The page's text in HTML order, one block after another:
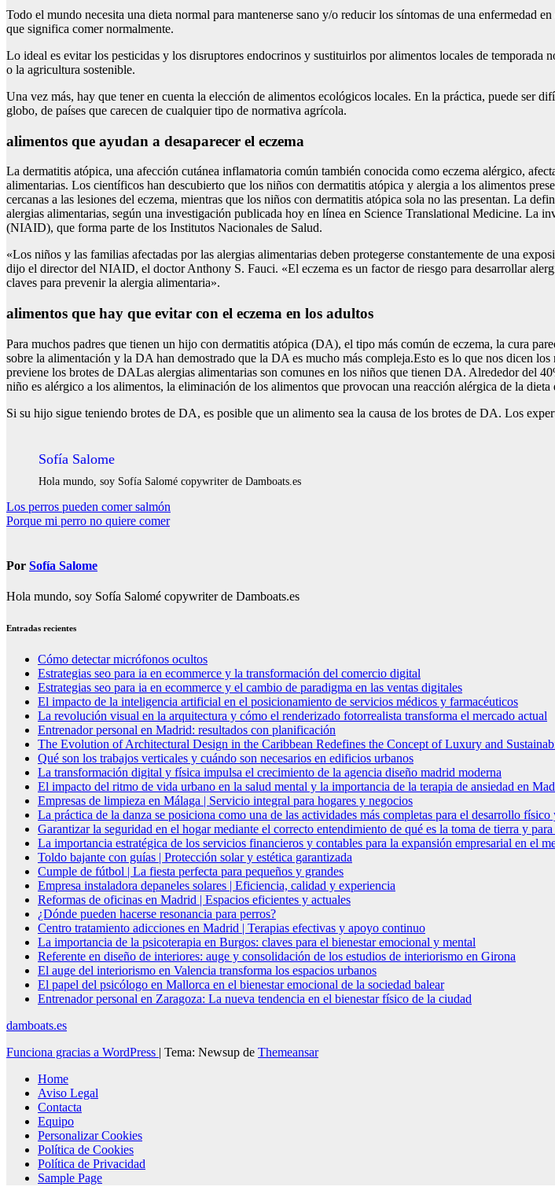
Todo el mundo necesita una dieta normal para mantenerse sano y/o reducir los síntomas de una enfermedad
que significa comer normalmente.
Lo ideal es evitar los pesticidas y los disruptores endocrinos y sustituirlos por alimentos locales de
o la agricultura sostenible.
Una vez más, hay que tener en cuenta la elección de alimentos ecológicos locales. En la práctica, puede
globo, de países que carecen de cualquier tipo de normativa agrícola.
alimentos que ayudan a desaparecer el eczema
La dermatitis atópica, una afección cutánea inflamatoria común también conocida como eczema alérgico,
alimentarias. Los científicos han descubierto que los niños con dermatitis atópica y alergia a los alimentos
cercanas a las lesiones del eczema, mientras que los niños con dermatitis atópica sola no las presentan. La
alergias alimentarias, según una investigación publicada hoy en línea en Science Translational Medicine. La
(NIAID), que forma parte de los Institutos Nacionales de Salud.
«Los niños y las familias afectadas por las alergias alimentarias deben protegerse constantemente de una
dijo el director del NIAID, el doctor Anthony S. Fauci. «El eczema es un factor de riesgo para desarrollar
claves para prevenir la alergia alimentaria».
alimentos que hay que evitar con el eczema en los adultos
Para muchos padres que tienen un hijo con dermatitis atópica (DA), el tipo más común de eczema, la cura
sobre la alimentación y la DA han demostrado que la DA es mucho más compleja.Esto es lo que nos dicen
previene los brotes de DALas alergias alimentarias son comunes en los niños que tienen DA. Alrededor del
niño es alérgico a los alimentos, la eliminación de los alimentos que provocan una reacción alérgica de la
Si su hijo sigue teniendo brotes de DA, es posible que un alimento sea la causa de los brotes de DA. Los
Sofía Salome
Hola mundo, soy Sofía Salomé copywriter de Damboats.es
Navegación
de
Los perros pueden comer salmón
Porque mi perro no quiere comer
Por Sofía Salome
Hola mundo, soy Sofía Salomé copywriter de Damboats.es
Entradas recientes
Cómo detectar micrófonos ocultos
Estrategias seo para ia en ecommerce y la transformación del comercio digital
Estrategias seo para ia en ecommerce y el cambio de paradigma en las ventas digitales
El impacto de la inteligencia artificial en el posicionamiento de servicios médicos y farmacéuticos
La revolución visual en la arquitectura y cómo el renderizado fotorrealista transforma el mercado actual
Entrenador personal en Madrid: resultados con planificación
The Evolution of Architectural Design in the Caribbean Redefines the Concept of Luxury and
Qué son los trabajos verticales y cuándo son necesarios en edificios urbanos
La transformación digital y física impulsa el crecimiento de la agencia diseño madrid moderna
El impacto del ritmo de vida urbano en la salud mental y la importancia de la terapia de ansiedad en
Empresas de limpieza en Málaga | Servicio integral para hogares y negocios
La práctica de la danza se posiciona como una de las actividades más completas para el desarrollo
Garantizar la seguridad en el hogar mediante el correcto entendimiento de qué es la toma de tierra y
La importancia estratégica de los servicios financieros y contables para la expansión empresarial en el
Toldo bajante con guías | Protección solar y estética garantizada
Cumple de fútbol | La fiesta perfecta para pequeños y grandes
Empresa instaladora depaneles solares | Eficiencia, calidad y experiencia
Reformas de oficinas en Madrid | Espacios eficientes y actuales
¿Dónde pueden hacerse resonancia para perros?
Centro tratamiento adicciones en Madrid | Terapias efectivas y apoyo continuo
La importancia de la psicoterapia en Burgos: claves para el bienestar emocional y mental
Referente en diseño de interiores: auge y consolidación de los estudios de interiorismo en Girona
El auge del interiorismo en Valencia transforma los espacios urbanos
El papel del psicólogo en Mallorca en el bienestar emocional de la sociedad balear
Entrenador personal en Zaragoza: La nueva tendencia en el bienestar físico de la ciudad
damboats.es
Funciona gracias a WordPress | Tema: Newsup de Themeansar
Home
Aviso Legal
Contacta
Equipo
Personalizar Cookies
Política de Cookies
Política de Privacidad
Sample Page